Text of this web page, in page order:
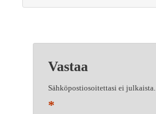
Vastaa
Sähköpostiosoitettasi ei julkaista.
*